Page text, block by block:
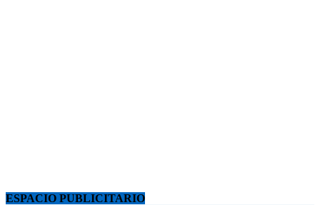
ESPACIO PUBLICITARIO